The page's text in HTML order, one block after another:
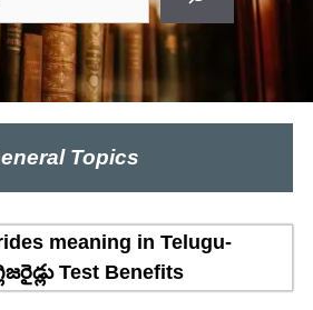
Topics
meaning in Telugu-
Test Benefits